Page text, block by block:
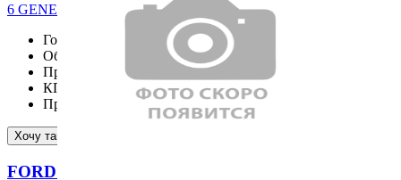
6 GENERATION ST-Line 2.3 4WD
Год выпуска
Объём двигателя
2261 см³
Привод
КПП
Пробег
12464 км
Хочу такой же
FORD MUSTANG